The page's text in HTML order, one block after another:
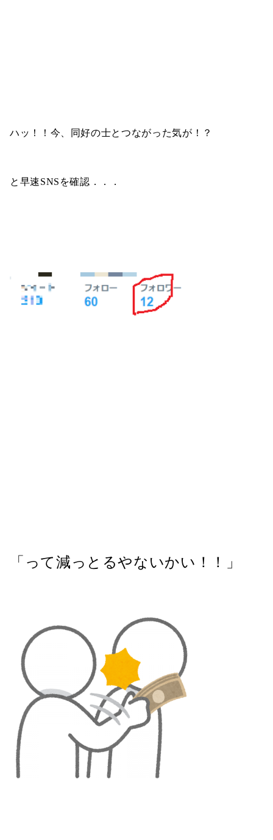
ハッ！！今、同好の士とつながった気が！？
と早速SNSを確認．．．
「って減っとるやないかい！！」